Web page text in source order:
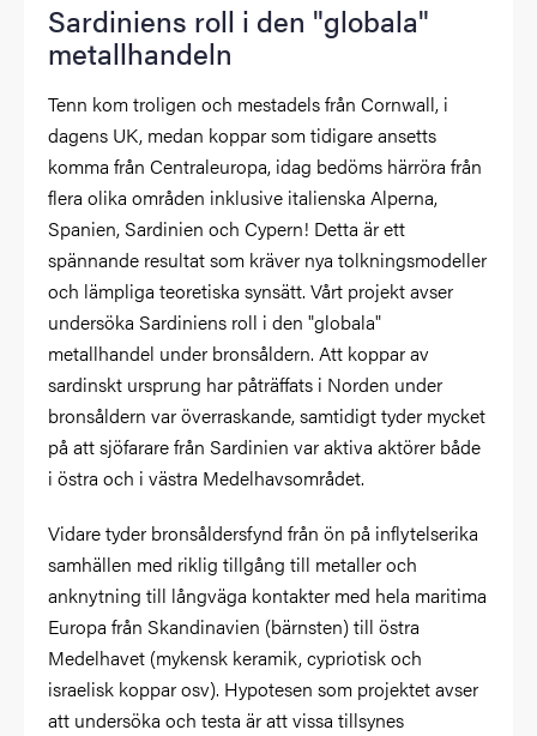
Sardiniens roll i den "globala"
metallhandeln
Tenn kom troligen och mestadels från Cornwall, i
dagens UK, medan koppar som tidigare ansetts
komma från Centraleuropa, idag bedöms härröra från
flera olika områden inklusive italienska Alperna,
Spanien, Sardinien och Cypern! Detta är ett
spännande resultat som kräver nya tolkningsmodeller
och lämpliga teoretiska synsätt. Vårt projekt avser
undersöka Sardiniens roll i den "globala"
metallhandel under bronsåldern. Att koppar av
sardinskt ursprung har påträffats i Norden under
bronsåldern var överraskande, samtidigt tyder mycket
på att sjöfarare från Sardinien var aktiva aktörer både
i östra och i västra Medelhavsområdet.
Vidare tyder bronsåldersfynd från ön på inflytelserika
samhällen med riklig tillgång till metaller och
anknytning till långväga kontakter med hela maritima
Europa från Skandinavien (bärnsten) till östra
Medelhavet (mykensk keramik, cypriotisk och
israelisk koppar osv). Hypotesen som projektet avser
att undersöka och testa är att vissa tillsynes